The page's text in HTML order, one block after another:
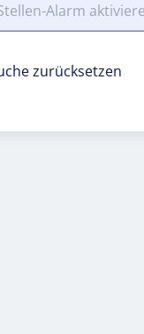
Alarm
zurücksetzen